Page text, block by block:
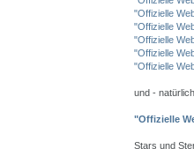
"Offizielle
"Offizielle
"Offizielle
"Offizielle
"Offizielle
und - natürlich
"Offizielle
Stars und